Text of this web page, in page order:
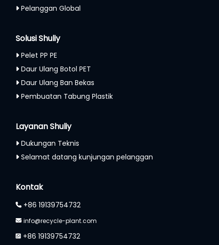
Pelanggan Global
Solusi Shuliy
Pelet PP PE
Daur Ulang Botol PET
Daur Ulang Ban Bekas
Pembuatan Tabung Plastik
Layanan Shuliy
Dukungan Teknis
Selamat datang kunjungan pelanggan
Kontak
+86 19139754732
info@recycle-plant.com
+86 19139754732